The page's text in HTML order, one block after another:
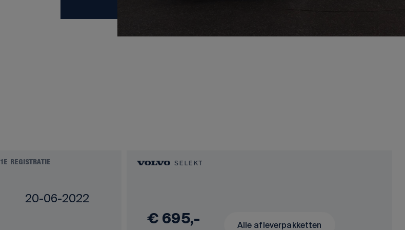
1E REGISTRATIE
20-06-2022
€ 695,- Alle afleverpakketten